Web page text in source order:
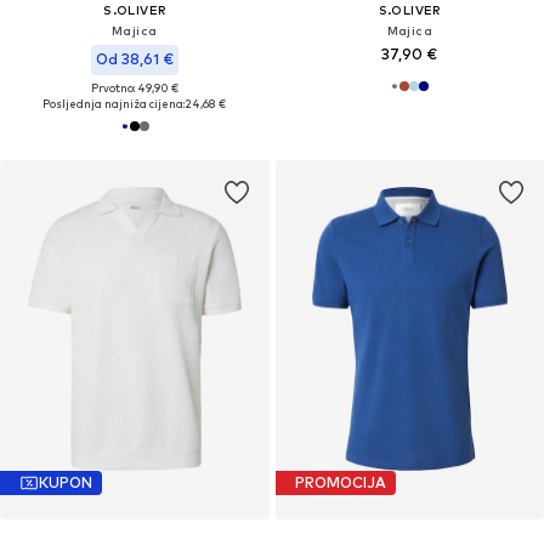
S.OLIVER
Majica
Od 38,61 €
Prvotno: 49,90 €
Posljednja najniža cijena:24,68 €
S.OLIVER
Majica
37,90 €
KUPON PROMOCIJA